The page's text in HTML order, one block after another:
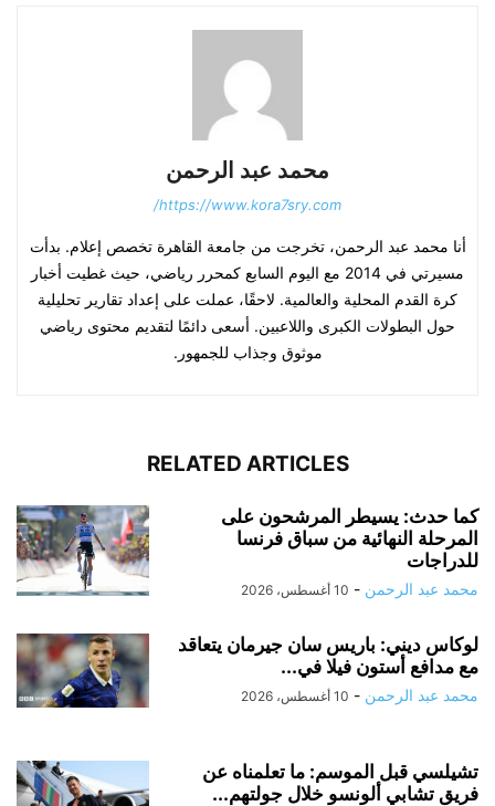
محمد عبد الرحمن
https://www.kora7sry.com/
أنا محمد عبد الرحمن، تخرجت من جامعة القاهرة تخصص إعلام. بدأت
مسيرتي في 2014 مع اليوم السابع كمحرر رياضي، حيث غطيت أخبار
كرة القدم المحلية والعالمية. لاحقًا، عملت على إعداد تقارير تحليلية
حول البطولات الكبرى واللاعبين. أسعى دائمًا لتقديم محتوى رياضي
موثوق وجذاب للجمهور.
RELATED ARTICLES
كما حدث: يسيطر المرشحون على
المرحلة النهائية من سباق فرنسا
للدراجات
محمد عبد الرحمن - 10 أغسطس، 2026
لوكاس ديني: باريس سان جيرمان يتعاقد
مع مدافع أستون فيلا في...
محمد عبد الرحمن - 10 أغسطس، 2026
تشيلسي قبل الموسم: ما تعلمناه عن
فريق تشابي ألونسو خلال جولتهم...